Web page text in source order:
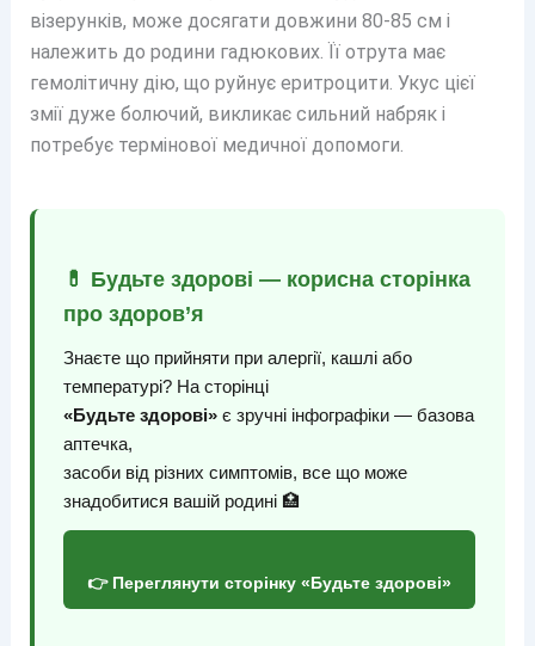
візерунків, може досягати довжини 80-85 см і
належить до родини гадюкових. Її отрута має
гемолітичну дію, що руйнує еритроцити. Укус цієї
змії дуже болючий, викликає сильний набряк і
потребує термінової медичної допомоги.
💊 Будьте здорові — корисна сторінка
про здоров’я
Знаєте що прийняти при алергії, кашлі або
температурі? На сторінці
«Будьте здорові»є зручні інфографіки — базова
аптечка,
засоби від різних симптомів, все що може
знадобитися вашій родині 🏥
👉 Переглянути сторінку «Будьте здорові»